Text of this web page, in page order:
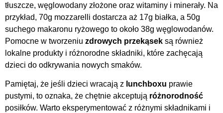
tłuszcze, węglowodany złożone oraz witaminy i minerały. Na
przykład, 70g mozzarelli dostarcza aż 17g białka, a 50g
suchego makaronu ryżowego to około 38g węglowodanów.
Pomocne w tworzeniu zdrowych przekąsek są również
lokalne produkty i różnorodne składniki, które zachęcają
dzieci do odkrywania nowych smaków.
Pamiętaj, że jeśli dzieci wracają z lunchboxu prawie
pustymi, to oznaka, że chętnie akceptują różnorodność
posiłków. Warto eksperymentować z różnymi składnikami i